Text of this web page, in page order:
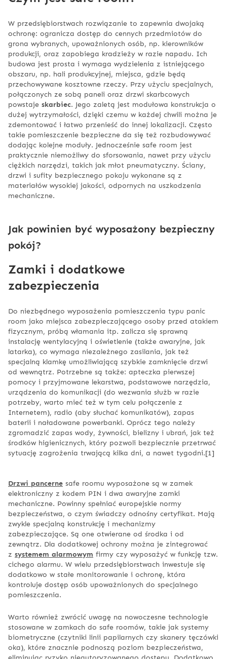
W przedsiębiorstwach rozwiązanie to zapewnia dwojaką
ochronę: ogranicza dostęp do cennych przedmiotów do
grona wybranych, upoważnionych osób, np. kierowników
produkcji, oraz zapobiega kradzieży w razie napadu. Ich
budowa jest prosta i wymaga wydzielenia z istniejącego
obszaru, np. hali produkcyjnej, miejsca, gdzie będą
przechowywane kosztowne rzeczy. Przy użyciu specjalnych,
połączonych ze sobą paneli oraz drzwi skarbcowych
powstaje skarbiec. Jego zaletą jest modułowa konstrukcja o
dużej wytrzymałości, dzięki czemu w każdej chwili można je
zdemontować i łatwo przenieść do innej lokalizacji. Często
takie pomieszczenie bezpieczne da się też rozbudowywać
dodając kolejne moduły. Jednocześnie safe room jest
praktycznie niemożliwy do sforsowania, nawet przy użyciu
ciężkich narzędzi, takich jak młot pneumatyczny. Ściany,
drzwi i sufity bezpiecznego pokoju wykonane są z
materiałów wysokiej jakości, odpornych na uszkodzenia
mechaniczne.
Jak powinien być wyposażony bezpieczny
pokój?
Zamki i dodatkowe
zabezpieczenia
Do niezbędnego wyposażenia pomieszczenia typu panic
room jako miejsca zabezpieczającego osoby przed atakiem
fizycznym, próbą włamania itp. zalicza się sprawną
instalację wentylacyjną i oświetlenie (także awaryjne, jak
latarka), co wymaga niezależnego zasilania, jak też
specjalną klamkę umożliwiającą szybkie zamknięcie drzwi
od wewnątrz. Potrzebne są także: apteczka pierwszej
pomocy i przyjmowane lekarstwa, podstawowe narzędzia,
urządzenia do komunikacji (do wezwania służb w razie
potrzeby, warto mieć też w tym celu połączenie z
Internetem), radio (aby słuchać komunikatów), zapas
baterii i naładowane powerbanki. Oprócz tego należy
zgromadzić zapas wody, żywności, bielizny i ubrań, jak też
środków higienicznych, który pozwoli bezpiecznie przetrwać
sytuację zagrożenia trwającą kilka dni, a nawet tygodni.[1]
Drzwi pancerne safe roomu wyposażone są w zamek
elektroniczny z kodem PIN i dwa awaryjne zamki
mechaniczne. Powinny spełniać europejskie normy
bezpieczeństwa, o czym świadczy odnośny certyfikat. Mają
zwykle specjalną konstrukcję i mechanizmy
zabezpieczające. Są one otwierane od środka i od
zewnątrz. Dla dodatkowej ochrony można je zintegrować
z systemem alarmowym firmy czy wyposażyć w funkcję tzw.
cichego alarmu. W wielu przedsiębiorstwach inwestuje się
dodatkowo w stałe monitorowanie i ochronę, która
kontroluje dostęp osób upoważnionych do specjalnego
pomieszczenia.
Warto również zwrócić uwagę na nowoczesne technologie
stosowane w zamkach do safe roomów, takie jak systemy
biometryczne (czytniki linii papilarnych czy skanery tęczówki
oka), które znacznie podnoszą poziom bezpieczeństwa,
eliminując ryzyko nieautoryzowanego dostępu. Dodatkowo